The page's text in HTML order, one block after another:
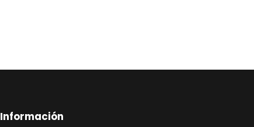
Información